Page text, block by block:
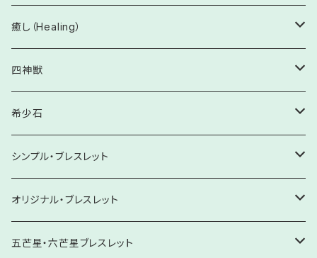
パロサント
金剛杵
鈴
アロマオイル
7月 ルビー
8月 ペリドット・サードオニキス・スピネル
術前・術後の安定と快方
感染予防
復縁
記憶力向上・暗記
うっかり・ケアレスミス防止
不安解消・プレッシャーに打ち勝つ
目標達成
貯蓄・蓄財
実力向上・発揮
事業拡大・発展
昇進・昇格
就職・転職
転機を生む
才能開花・実力発揮
人望・仁徳・絆
家族・親子・兄弟・親族
学校・塾・習い事
会話力向上
集中力・意思伝達
緊張緩和・誤解解消
和解・仲直り
積極性
運動能力の開花・才能発揮
ケガ予防・トラブル防止・ステージの魔物除け
仲間との調和・上下関係良好へ
チャンスをつかむ・勝利
緊張緩和・プレッシャー解消
魅力向上・人気向上・ファンの期待に応える
癒し（Healing）
不安解消
心身を癒す
悲しみを希望へ
怒りを感謝へ
愛の輝き放つ
四神獣
【8㎜】四神獣ブレスレット
【10㎜】四神獣ブレスレット
【12㎜」四神獣ブレスレット
希少石
原石
ブレスレット
ピアス・イヤリング
シンプル・ブレスレット
【6㎜】ブレスレット
【8㎜】ブレスレット
オリジナル・ブレスレット
【Krehaオリジナル】ヒーリング・スペシャル
五芒星・六芒星ブレスレット